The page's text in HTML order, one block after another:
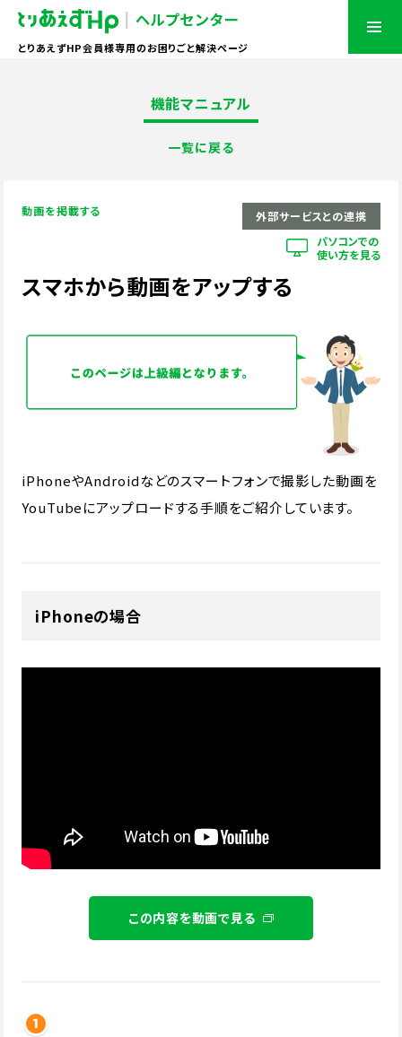
とりあえずHP会員様専用のお困りごと解決ページ
機能マニュアル
一覧に戻る
パソコンでの
使い方を見る
外部サービスとの連携
動画を掲載する
スマホから動画をアップする
iPhoneやAndroidなどのスマートフォンで撮影した動画を
YouTubeにアップロードする手順をご紹介しています。
iPhoneの場合
この内容を動画で見る